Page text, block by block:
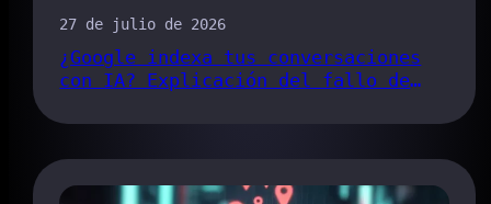
27 de julio de 2026
¿Google indexa tus conversaciones
con IA? Explicación del fallo de
de Claude